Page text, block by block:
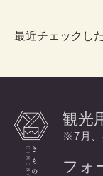
最近チェックし
観光
※7月、
フォ